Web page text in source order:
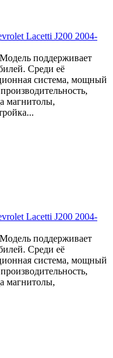
Lacetti J200 2004-
поддерживает
Среди её
система, мощный
магнитолы,
Lacetti J200 2004-
поддерживает
Среди её
система, мощный
магнитолы,